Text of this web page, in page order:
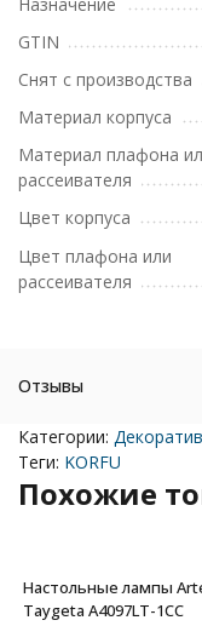
GTIN
Снят с производства
Материал корпуса
Материал плафона
рассеивателя
Цвет корпуса
Цвет плафона или
рассеивателя
Отзывы
Категории:
Теги: KORFU
Похожие
Настольные лампы
Taygeta A4097LT-1CC